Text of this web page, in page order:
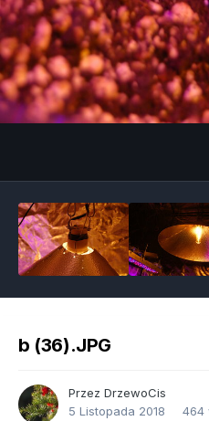
b (36).JPG
Przez DrzewoCis
5 Listopada 2018
464